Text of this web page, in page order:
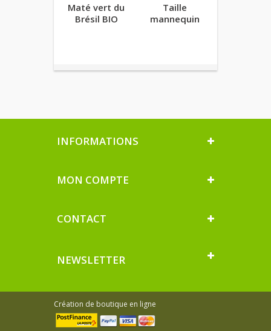
Maté vert du
Brésil BIO
Taille
mannequin
INFORMATIONS
MON COMPTE
CONTACT
NEWSLETTER
Création de boutique en ligne